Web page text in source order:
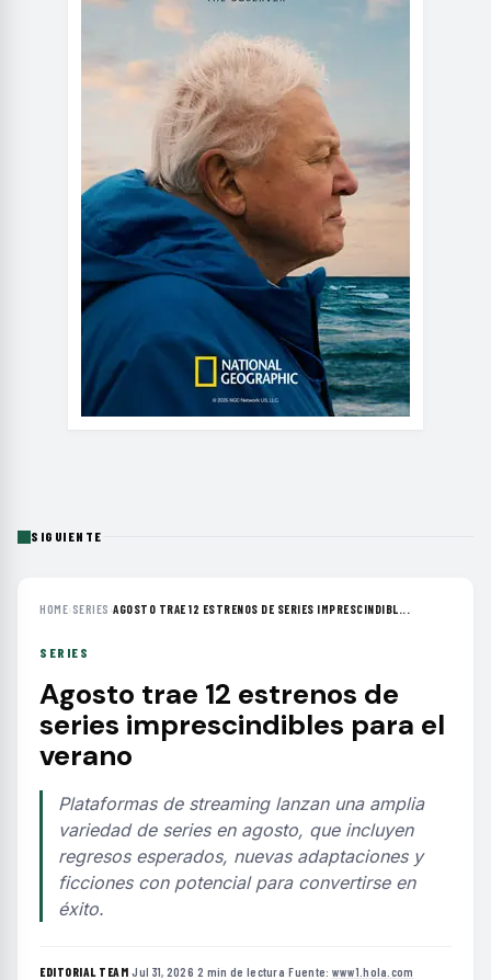
SIGUIENTE
HOME› SERIES ›AGOSTO TRAE 12 ESTRENOS DE SERIES IMPRESCINDIBL...
SERIES
Agosto trae 12 estrenos de
series imprescindibles para el
verano
Plataformas de streaming lanzan una amplia
variedad de series en agosto, que incluyen
regresos esperados, nuevas adaptaciones y
ficciones con potencial para convertirse en
éxito.
EDITORIAL TEAM·Jul 31, 2026·2 min de lectura·Fuente: www1.hola.com